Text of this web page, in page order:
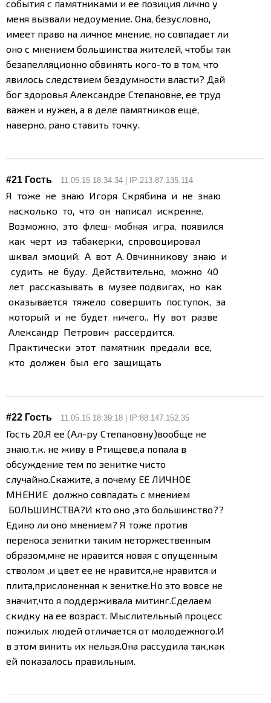
события с памятниками и ее позиция лично у
меня вызвали недоумение. Она, безусловно,
имеет право на личное мнение, но совпадает ли
оно с мнением большинства жителей, чтобы так
безапелляционно обвинять кого-то в том, что
явилось следствием бездумности власти? Дай
бог здоровья Александре Степановне, ее труд
важен и нужен, а в деле памятников ещё,
наверно, рано ставить точку.
#21 Гость 11.05.15 18:34:34 | IP:213.87.135.114
Я тоже не знаю Игоря Скрябина и не знаю
насколько то, что он написал искренне.
Возможно, это флеш- мобная игра, появился
как черт из табакерки, спровоцировал
шквал эмоций. А вот А. Овчинникову знаю и
судить не буду. Действительно, можно 40
лет рассказывать в музее подвигах, но как
оказывается тяжело совершить поступок, эа
который и не будет ничего.. Ну вот разве
Александр Петрович рассердится.
Практически этот памятник предали все,
кто должен был его защищать
#22 Гость 11.05.15 18:39:18 | IP:88.147.152.35
Гость 20.Я ее (Ал-ру Степановну)вообще не
знаю,т.к. не живу в Ртищеве,а попала в
обсуждение тем по зенитке чисто
случайно.Скажите, а почему ЕЕ ЛИЧНОЕ
МНЕНИЕ должно совпадать с мнением
БОЛЬШИНСТВА?И кто оно ,это большинство??
Едино ли оно мнением? Я тоже против
переноса зенитки таким неторжественным
образом,мне не нравится новая с опущенным
стволом ,и цвет ее не нравится,не нравится и
плита,прислоненная к зенитке.Но это вовсе не
значит,что я поддерживала митинг.Сделаем
скидку на ее возраст. Мыслительный процесс
пожилых людей отличается от молодежного.И
в этом винить их нельзя.Она рассудила так,как
ей показалось правильным.